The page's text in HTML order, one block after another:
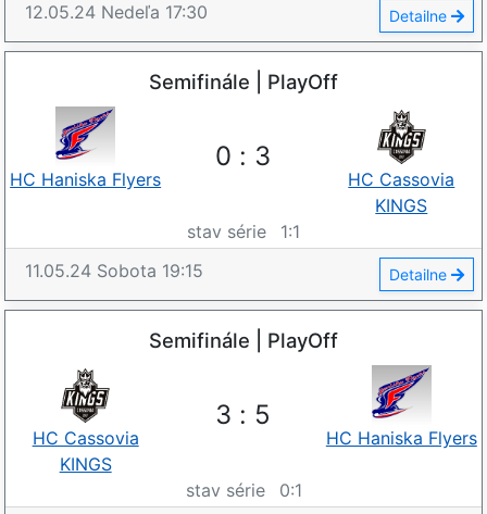
12.05.24 Nedeľa 17:30 Detailne
Semifinále | PlayOff
0 : 3
HC Haniska Flyers
HC Cassovia
KINGS
stav série
1:1
11.05.24 Sobota 19:15 Detailne
Semifinále | PlayOff
3 : 5
HC Cassovia
KINGS
HC Haniska Flyers
stav série 0:1